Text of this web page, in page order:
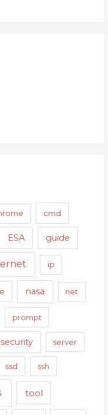
cmd
ESA guide
ip
nasa net
prompt
security server
ssd ssh
tool